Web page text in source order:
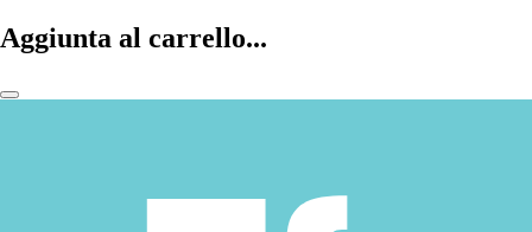
Aggiunta al carrello...